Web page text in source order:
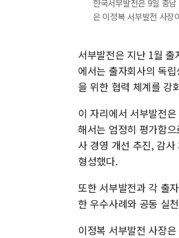
한국서부발전은 9일 충
은 이정복 서부발전 사
서부발전은 지난 1월
에서는 출자회사의 독
을 위한 협력 체계를 강
이 자리에서 서부발전
해서는 엄정히 평가함
사 경영 개선 추진, 감
형성했다.
또한 서부발전과 각 출
한 우수사례와 공동 실
이정복 서부발전 사장